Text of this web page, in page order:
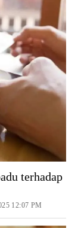
terhadap
12:07 PM